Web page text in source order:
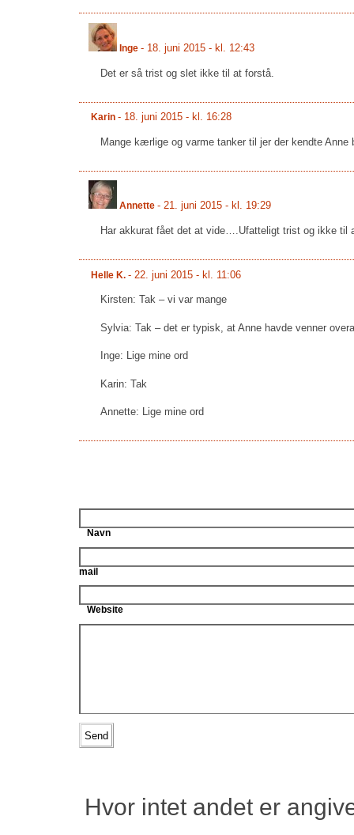
Inge - 18. juni 2015 - kl. 12:43
Det er så trist og slet ikke til at forstå.
Karin - 18. juni 2015 - kl. 16:28
Mange kærlige og varme tanker til jer der kendte
Annette - 21. juni 2015 - kl. 19:29
Har akkurat fået det at vide….Ufatteligt trist og ikke til
Helle K. - 22. juni 2015 - kl. 11:06
Kirsten: Tak – vi var mange
Sylvia: Tak – det er typisk, at Anne havde venner
Inge: Lige mine ord
Karin: Tak
Annette: Lige mine ord
Navn
mail
Website
Hvor intet andet er